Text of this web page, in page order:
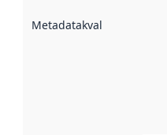
Metadatakvalitet